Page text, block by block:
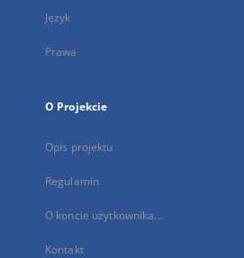
Język
Prawa
O Projekcie
Opis projektu
Regulamin
O koncie użytkownika...
Kontakt